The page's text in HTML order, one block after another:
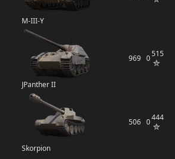
M-III-Y
JPanther II
969 0515
Skorpion
506 0444